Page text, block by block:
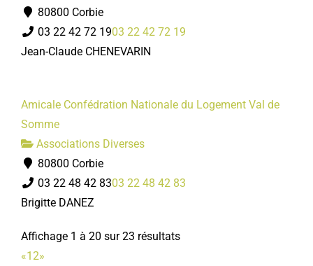
80800 Corbie
03 22 42 72 1903 22 42 72 19
Jean-Claude CHENEVARIN
Amicale Confédration Nationale du Logement Val de
Somme
Associations Diverses
80800 Corbie
03 22 48 42 8303 22 48 42 83
Brigitte DANEZ
Affichage 1 à 20 sur 23 résultats
«12»